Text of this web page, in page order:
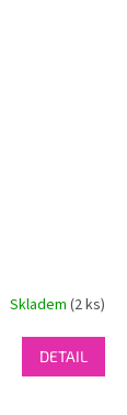
Skladem (2 ks)
DETAIL